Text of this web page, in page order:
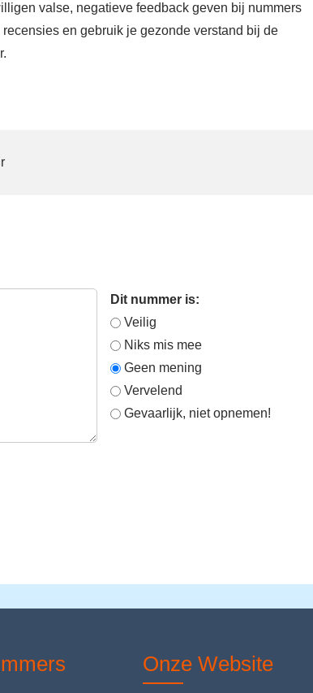
valse, negatieve feedback geven bij nummers
en gebruik je gezonde verstand bij de
Dit nummer is:
Veilig
Niks mis mee
Geen mening
Vervelend
Gevaarlijk, niet opnemen!
Onze Website